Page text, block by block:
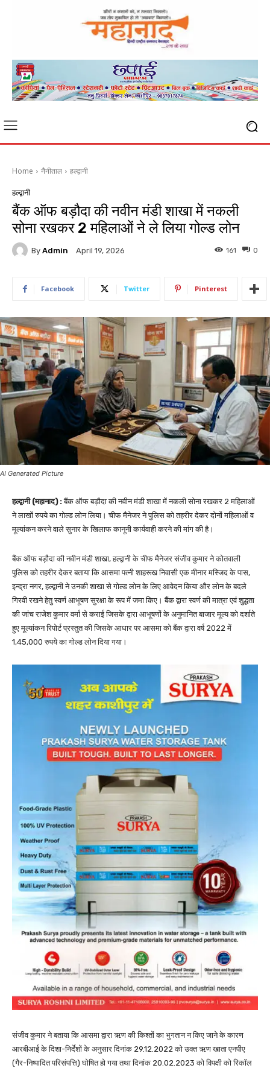
Home नैनीताल हल्द्वानी
हल्द्वानी
बैंक ऑफ बड़ौदा की नवीन मंडी शाखा में नकली
सोना रखकर 2 महिलाओं ने ले लिया गोल्ड लोन
By Admin April 19, 2026 0
161
Facebook Twitter Pinterest
AI Generated Picture
हल्द्वानी (महानाद) :बैंक ऑफ बड़ौदा की नवीन मंडी शाखा में नकली सोना रखकर 2 महिलाओं
ने लाखों रुपये का गोल्ड लोन लिया। चीफ मैनेजर ने पुलिस को तहरीर देकर दोनों महिलाओं व
मूल्यांकन करने वाले सुनार के खिलाफ कानूनी कार्यवाही करने की मांग की है।
बैंक ऑफ बड़ौदा की नवीन मंडी शाखा, हल्द्वानी के चीफ मैनेजर संजीव कुमार ने कोतवाली
पुलिस को तहरीर देकर बताया कि आसमा पत्नी शाहरूख निवासी एक मीनार मस्जिद के पास,
इन्द्रा नगर, हल्द्वानी ने उनकी शाखा से गोल्ड लोन के लिए आवेदन किया और लोन के बदले
गिरवी रखने हेतु स्वर्ण आभूषण सुरक्षा के रूप में जमा किए। बैंक द्वारा स्वर्ण की मात्रा एवं शुद्धता
की जांच राजेश कुमार वर्मा से कराई जिसके द्वारा आभूषणों के अनुमानित बाजार मूल्य को दर्शाते
हुए मूल्यांकन रिपोर्ट प्रस्तुत की जिसके आधार पर आसमा को बैंक द्वारा वर्ष 2022 में
1,45,000 रुपये का गोल्ड लोन दिया गया।
संजीव कुमार ने बताया कि आसमा द्वारा ऋण की किश्तों का भुगतान न किए जाने के कारण
आरबीआई के दिशा-निर्देशों के अनुसार दिनांक 29.12.2022 को उक्त ऋण खाता एनपीए
(गैर-निष्पादित परिसंपत्ति) घोषित हो गया तथा दिनांक 20.02.2023 को विपक्षी को रिकॉल